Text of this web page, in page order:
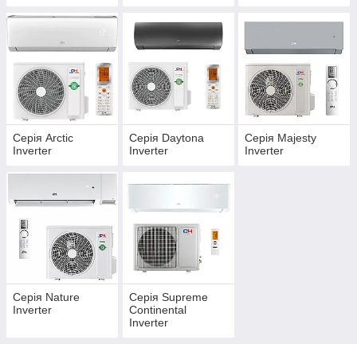
Серія Arctic
Inverter
Серія Daytona
Inverter
Серія Majesty
Inverter
Серія Nature
Inverter
Серія Supreme
Continental
Inverter